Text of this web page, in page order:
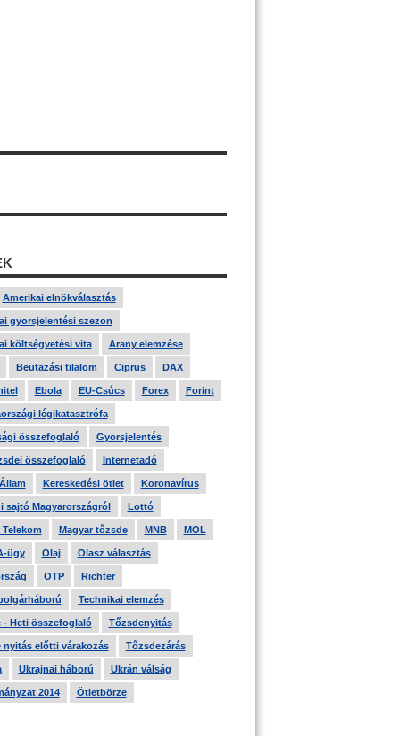
Amerikai elnökválasztás
gyorsjelentési szezon
költségvetési vita Arany elemzése
Beutazási tilalom Ciprus DAX
Ebola EU-Csúcs Forex Forint
légikatasztrófa
összefoglaló Gyorsjelentés
összefoglaló Internetadó
Kereskedési ötlet Koronavírus
sajtó Magyarországról Lottó
Telekom Magyar tőzsde MNB MOL
ügy Olaj Olasz választás
OTP Richter
Technikai elemzés
- Heti összefoglaló Tőzsdenyitás
nyitás előtti várakozás Tőzsdezárás
Ukrajnai háború Ukrán válság
2014 Ötletbörze